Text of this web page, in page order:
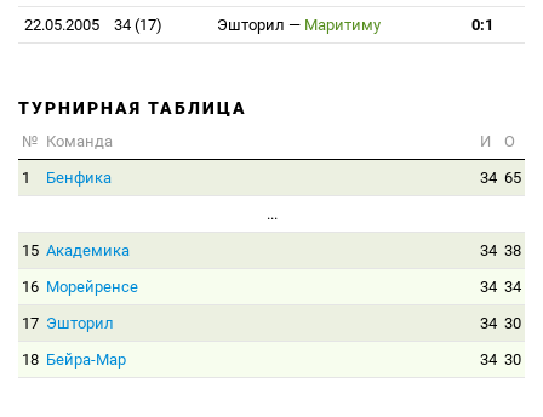
22.05.2005
34 (17) Эшторил — Маритиму 0:1
ТУРНИРНАЯ ТАБЛИЦА
№ Команда И
О
1
Бенфика 34 65
...
15 Академика 34 38
16 Морейренсе 34 34
17 Эшторил 34 30
18 Бейра-Мар 34 30